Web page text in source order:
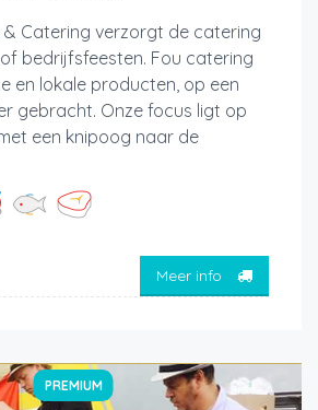
& Catering verzorgt de catering
bedrijfsfeesten. Fou catering
en lokale producten, op een
gebracht. Onze focus ligt op
een knipoog naar de
Meer info
PREMIUM